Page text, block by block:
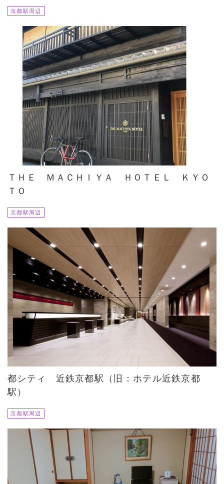
京都駅周辺
ＴＨＥ ＭＡＣＨＩＹＡ ＨＯＴＥＬ ＫＹＯ
ＴＯ
京都駅周辺
都シティ 近鉄京都駅（旧：ホテル近鉄京都
駅）
京都駅周辺